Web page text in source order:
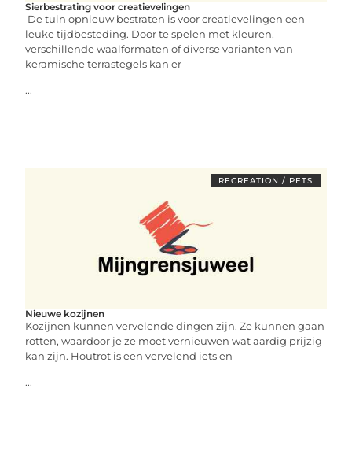
Sierbestrating voor creatievelingen
De tuin opnieuw bestraten is voor creatievelingen een
leuke tijdbesteding. Door te spelen met kleuren,
verschillende waalformaten of diverse varianten van
keramische terrastegels kan er
...
RECREATION / PETS
Nieuwe kozijnen
Kozijnen kunnen vervelende dingen zijn. Ze kunnen gaan
rotten, waardoor je ze moet vernieuwen wat aardig prijzig
kan zijn. Houtrot is een vervelend iets en
...